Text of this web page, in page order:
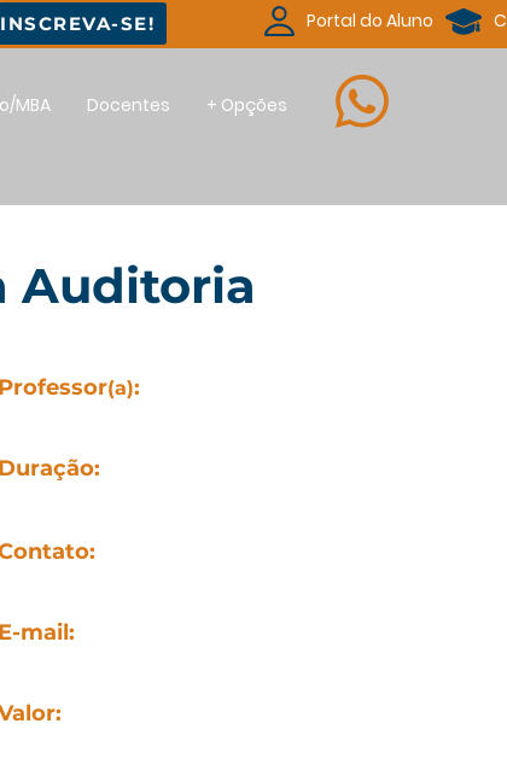
INSCREVA-SE! Portal do Aluno
MBA Docentes + Opções
Auditoria
Professor(a):
Duração:
E-mail: